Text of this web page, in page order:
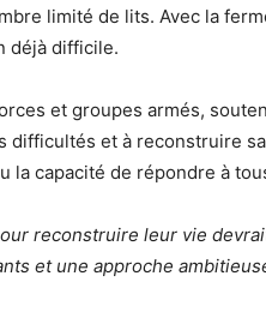
limité de lits. Avec la
déjà difficile.
et groupes armés,
difficultés et à reconstruire
la capacité de répondre à
reconstruire leur vie
et une approche